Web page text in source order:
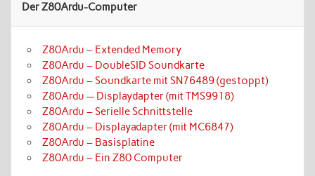
Der Z80Ardu-Computer
Z80Ardu – Extended Memory
Z80Ardu – DoubleSID Soundkarte
Z80Ardu – Soundkarte mit SN76489 (gestoppt)
Z80Ardu — Displaydapter (mit TMS9918)
Z80Ardu – Serielle Schnittstelle
Z80Ardu – Displayadapter (mit MC6847)
Z80Ardu – Basisplatine
Z80Ardu – Ein Z80 Computer